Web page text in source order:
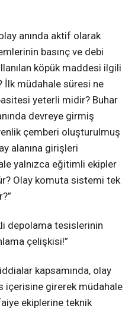
anında aktif olarak
basınç ve debi
köpük maddesi ilgili
İlk müdahale süresi ne
yeterli midir? Buhar
devreye girmiş
çemberi oluşturulmuş
alanına girişleri
yalnızca eğitimli ekipler
Olay komuta sistemi tek
depolama tesislerinin
çelişkisi!”
kapsamında, olay
içerisine girerek müdahale
ekiplerine teknik